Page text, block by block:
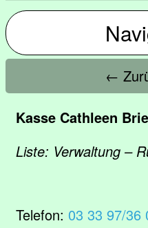
←
Kasse Cathleen
Liste: Verwaltung –
Telefon: 03 33 97/36